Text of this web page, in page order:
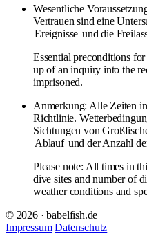
Wesentliche
Vertrauen sind eine
Ereignisse und die
Essential preconditions
up of an inquiry into the
imprisoned.
Anmerkung: Alle Zeiten
Richtlinie.
Sichtungen von
Ablauf und der Anzahl
Please note: All times in
dive sites and number of
weather conditions and
© 2026 · babelfish.de
Impressum Datenschutz